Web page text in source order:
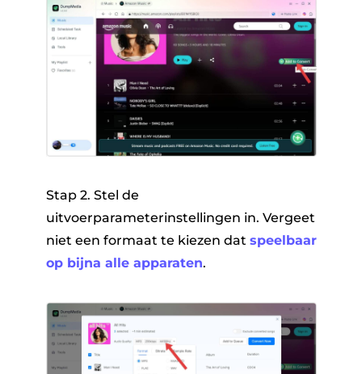
Stap 2. Stel de
uitvoerparameterinstellingen in. Vergeet
niet een formaat te kiezen dat speelbaar
op bijna alle apparaten.